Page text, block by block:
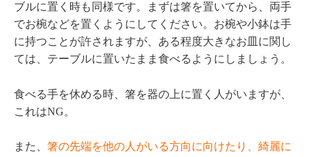
ブルに置く時も同様です。まずは箸を置いてから、両手
でお椀などを置くようにしてください。お椀や小鉢は手
に持つことが許されますが、ある程度大きなお皿に関し
ては、テーブルに置いたまま食べるようにしましょう。
食べる手を休める時、箸を器の上に置く人がいますが、
これはNG。
また、 箸の先端を他の人がいる方向に向けたり、綺麗に